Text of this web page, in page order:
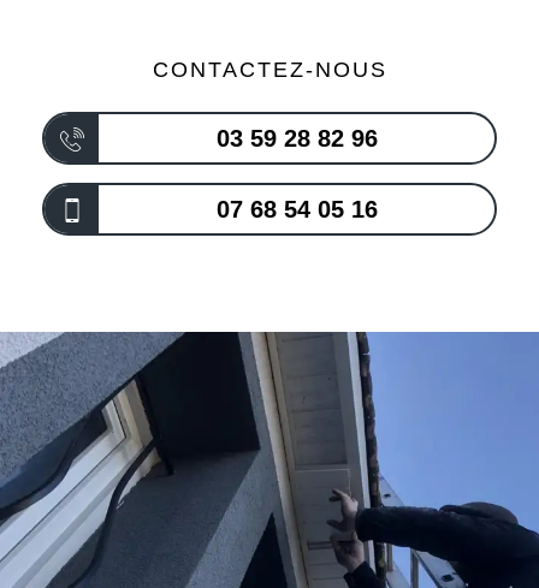
CONTACTEZ-NOUS
03 59 28 82 96
07 68 54 05 16